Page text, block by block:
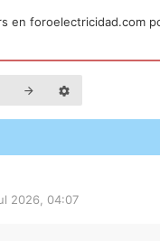
en foroelectricidad.com
2026, 04:07